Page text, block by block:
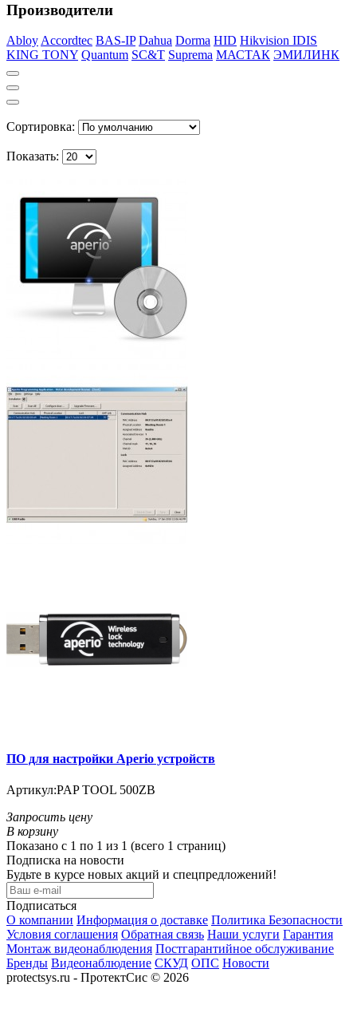
Производители
Abloy Accordtec BAS-IP Dahua Dorma HID Hikvision IDIS
KING TONY Quantum SC&T Suprema МАСТАК ЭМИЛИНК
Сортировка:
Показать:
ПО для настройки Aperio устройств
Артикул:PAP TOOL 500ZB
Запросить цену
В корзину
Показано с 1 по 1 из 1 (всего 1 страниц)
Подписка на новости
Будьте в курсе новых акций и спецпредложений!
Подписаться
О компании Информация о доставке Политика Безопасности
Условия соглашения Обратная связь Наши услуги Гарантия
Монтаж видеонаблюдения Постгарантийное обслуживание
Бренды Видеонаблюдение СКУД ОПС Новости
protectsys.ru - ПротектСис © 2026